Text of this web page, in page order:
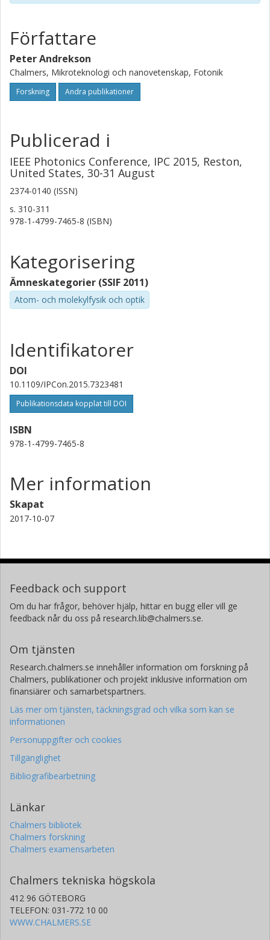
Författare
Peter Andrekson
Chalmers, Mikroteknologi och nanovetenskap, Fotonik
Forskning Andra publikationer
Publicerad i
IEEE Photonics Conference, IPC 2015, Reston,
United States, 30-31 August
2374-0140 (ISSN)
s. 310-311
978-1-4799-7465-8 (ISBN)
Kategorisering
Ämneskategorier (SSIF 2011)
Atom- och molekylfysik och optik
Identifikatorer
DOI
10.1109/IPCon.2015.7323481
Publikationsdata kopplat till DOI
ISBN
978-1-4799-7465-8
Mer information
Skapat
2017-10-07
Feedback och support
Om du har frågor, behöver hjälp, hittar en bugg eller vill ge
feedback når du oss på research.lib@chalmers.se.
Om tjänsten
Research.chalmers.se innehåller information om forskning på
Chalmers, publikationer och projekt inklusive information om
finansiärer och samarbetspartners.
Läs mer om tjänsten, täckningsgrad och vilka som kan se
informationen
Personuppgifter och cookies
Tillgänglighet
Bibliografibearbetning
Länkar
Chalmers bibliotek
Chalmers forskning
Chalmers examensarbeten
Chalmers tekniska högskola
412 96 GÖTEBORG
TELEFON: 031-772 10 00
WWW.CHALMERS.SE